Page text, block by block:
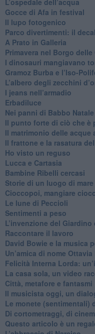
​Gocce di Afa in festival
​Il lupo fotogenico
​Parco divertimenti: il
​A Prato in Galleria
​Primavera nel Borgo delle
I dinosauri mangiavano
​Gramoz Burba e l’Iso-
L’albero degli zecchini
​I jeans nell’armadio
Erbadiluce
Nei panni di Babbo Natale
​Il punto forte di ciò che è
​Il matrimonio delle acque
​Il frattone e la rasatura
​Ho visto un reguso
Lucca e Cartasia
Bambine Ribelli cercasi
Storie di un luogo di
Cioccopoi, mangiare
​Le lune di Peccioli
​Sentimenti a peso
​L’invenzione del
​Raccontare il lavoro
David Bowie e la musica
Un’amica di nome
​Felicità Interna Lorda:
​La casa sola, un video
​Città, metafore e fantasmi
Il musicista oggi, un
Le monete (sentimentali)
​Di cortometraggi, di
​Questo articolo è un